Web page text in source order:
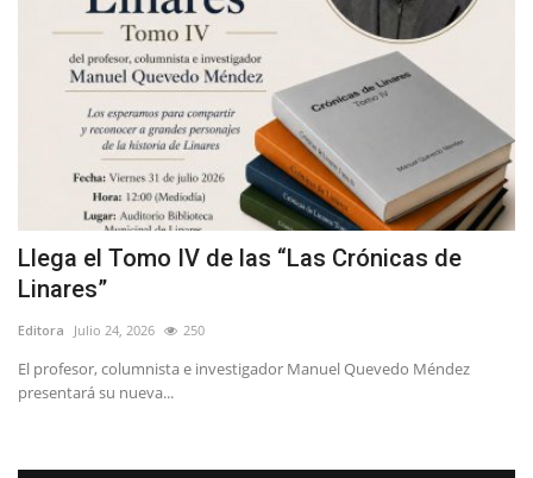
Llega el Tomo IV de las “Las Crónicas de
Linares”
Editora Julio 24, 2026 250
El profesor, columnista e investigador Manuel Quevedo Méndez
presentará su nueva...